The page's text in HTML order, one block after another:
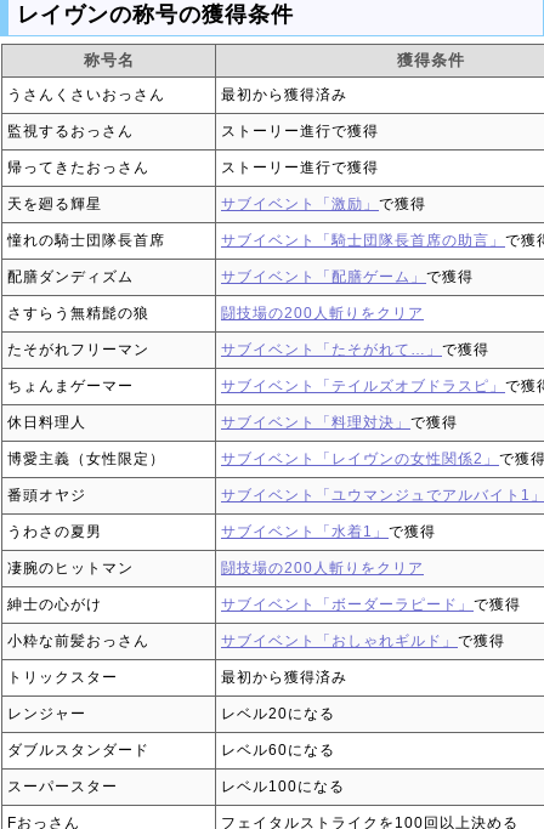
レイヴンの称号の獲得条件
称号名 獲得条件
うさんくさいおっさん 最初から獲得済み
監視するおっさん ストーリー進行で獲得
帰ってきたおっさん ストーリー進行で獲得
天を廻る輝星 サブイベント「激励」 で獲得
憧れの騎士団隊長首席 サブイベント「騎士団隊長首席の助言」 で獲
配膳ダンディズム サブイベント「配膳ゲーム」 で獲得
さすらう無精髭の狼 闘技場の200人斬りをクリア
たそがれフリーマン サブイベント「たそがれて…」 で獲得
ちょんまゲーマー サブイベント「テイルズオブドラスピ」 で獲
休日料理人 サブイベント「料理対決」 で獲得
博愛主義（女性限定） サブイベント「レイヴンの女性関係2」 で獲
番頭オヤジ サブイベント「ユウマンジュでアルバイト1
うわさの夏男 サブイベント「水着1」 で獲得
凄腕のヒットマン 闘技場の200人斬りをクリア
紳士の心がけ サブイベント「ボーダーラピード」 で獲得
小粋な前髪おっさん サブイベント「おしゃれギルド」 で獲得
トリックスター 最初から獲得済み
レンジャー レベル20になる
ダブルスタンダード レベル60になる
スーパースター レベル100になる
Fおっさん フェイタルストライクを100回以上決める